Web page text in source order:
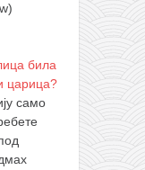
била
царица?
само